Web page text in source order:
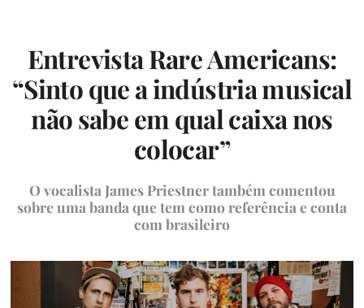
Entrevista Rare Americans:
“Sinto que a indústria musical
não sabe em qual caixa nos
colocar”
O vocalista James Priestner também comentou
sobre uma banda que tem como referência e conta
com brasileiro